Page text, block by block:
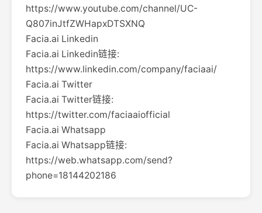
https://www.youtube.com/channel/UC-
Q807inJtfZWHapxDTSXNQ
Facia.ai Linkedin
Facia.ai Linkedin链接:
https://www.linkedin.com/company/faciaai/
Facia.ai Twitter
Facia.ai Twitter链接:
https://twitter.com/faciaaiofficial
Facia.ai Whatsapp
Facia.ai Whatsapp链接:
https://web.whatsapp.com/send?
phone=18144202186